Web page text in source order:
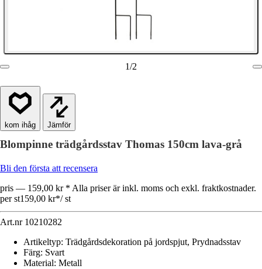
1/2
Jämför
Blompinne trädgårdsstav Thomas 150cm lava-grå
Bli den första att recensera
pris — 159,00 kr * Alla priser är inkl. moms och exkl. fraktkostnader.
per st159,00 kr*/ st
Art.nr 10210282
Artikeltyp: Trädgårdsdekoration på jordspjut, Prydnadsstav
Färg: Svart
Material: Metall